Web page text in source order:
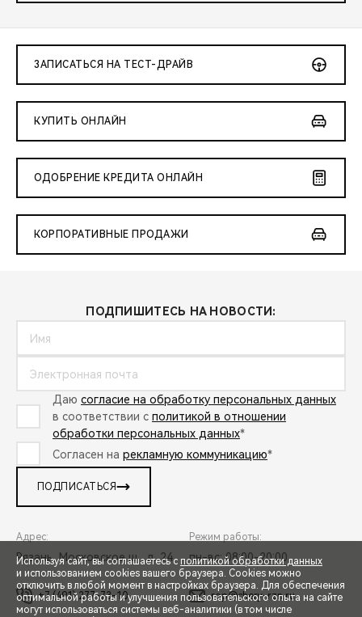
ЗАПИСАТЬСЯ НА ТЕСТ-ДРАЙВ
КУПИТЬ ОНЛАЙН
ОДОБРЕНИЕ КРЕДИТА ОНЛАЙН
КОРПОРАТИВНЫЕ ПРОДАЖИ
ПОДПИШИТЕСЬ НА НОВОСТИ:
Даю согласие на обработку персональных данных
в соответствии с политикой в отношении
обработки персональных данных*
Согласен на рекламную коммуникацию*
ПОДПИСАТЬСЯ
Адрес:
Рязань, Московское ш., д. 24
Режим работы:
пн-вс: 08:00-20:00
+7 (491) 277-73-10 rop@chery-rzn.ru
Используя сайт, вы соглашаетесь с политикой обработки данных
и использованием cookies вашего браузера. Cookies можно
отключить в любой момент в настройках браузера. Для обеспечения
оптимальной работы и улучшения пользовательского опыта на сайте
могут использоваться системы веб-аналитики (в том числе